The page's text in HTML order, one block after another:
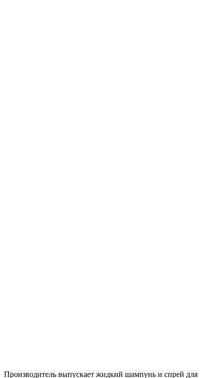
Производитель выпускает жидкий шампунь и спрей для